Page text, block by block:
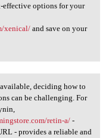
effective options for your
xenical/and save on your
deciding how to
can be challenging. For
retin-a/-
- provides a reliable and